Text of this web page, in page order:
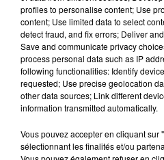
EPINAL
0:00
4 juin 2026 - 1 min 13 sec
profiles to personalise content; Use
content; Use limited data to select
detect fraud, and fix errors; Deliver
Save and communicate privacy
process personal data such as IP
following functionalities: Identify
requested; Use precise geolocation
other data sources; Link different
information transmitted automatically.
Vous pouvez accepter en cliquant sur
sélectionnant les finalités et/ou